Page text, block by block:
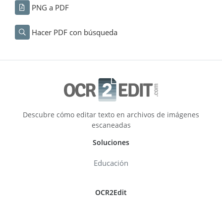
PNG a PDF
Hacer PDF con búsqueda
Descubre cómo editar texto en archivos de imágenes
escaneadas
Soluciones
Educación
OCR2Edit